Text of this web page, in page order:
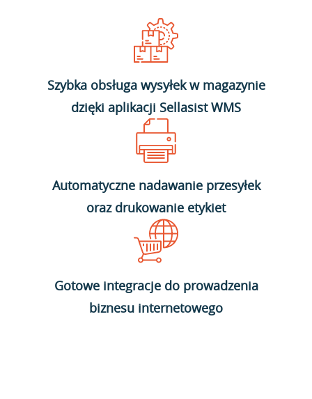
Szybka obsługa wysyłek w magazynie
dzięki aplikacji Sellasist WMS
Automatyczne nadawanie przesyłek
oraz drukowanie etykiet
Gotowe integracje do prowadzenia
biznesu internetowego